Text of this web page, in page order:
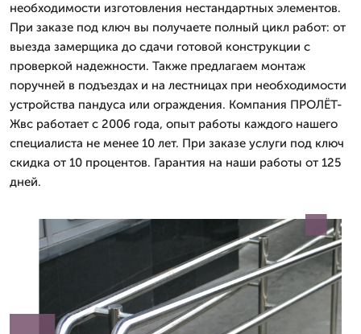
необходимости изготовления нестандартных элементов.
При заказе под ключ вы получаете полный цикл работ: от
выезда замерщика до сдачи готовой конструкции с
проверкой надежности. Также предлагаем монтаж
поручней в подъездах и на лестницах при необходимости
устройства пандуса или ограждения. Компания ПРОЛЁТ-
Жвс работает с 2006 года, опыт работы каждого нашего
специалиста не менее 10 лет. При заказе услуги под ключ
скидка от 10 процентов. Гарантия на наши работы от 125
дней.